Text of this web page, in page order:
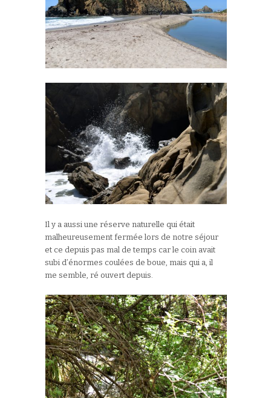
Il y a aussi une réserve naturelle qui était
malheureusement fermée lors de notre séjour
et ce depuis pas mal de temps car le coin avait
subi d’énormes coulées de boue, mais qui a, il
me semble, ré ouvert depuis.